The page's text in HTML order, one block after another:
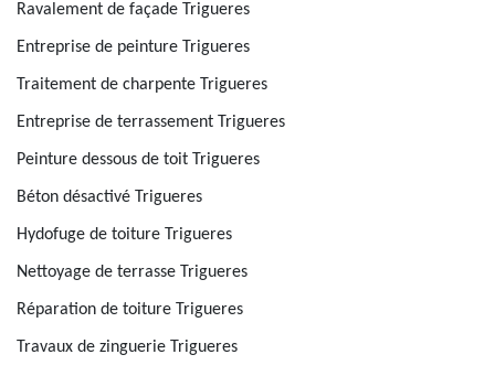
Ravalement de façade Trigueres
Entreprise de peinture Trigueres
Traitement de charpente Trigueres
Entreprise de terrassement Trigueres
Peinture dessous de toit Trigueres
Béton désactivé Trigueres
Hydofuge de toiture Trigueres
Nettoyage de terrasse Trigueres
Réparation de toiture Trigueres
Travaux de zinguerie Trigueres